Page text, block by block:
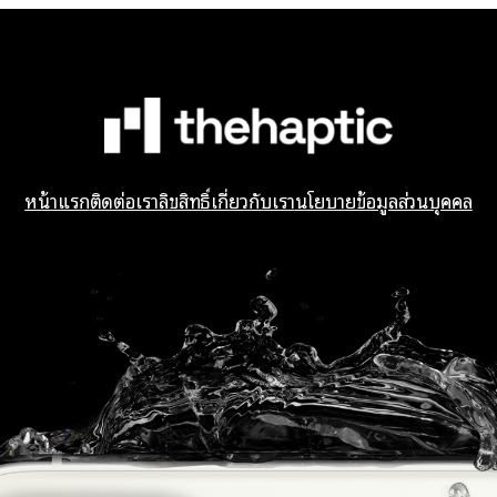
หน้าแรกติดต่อเราลิขสิทธิ์เกี่ยวกับเรานโยบายข้อมูลส่วนบุคคล